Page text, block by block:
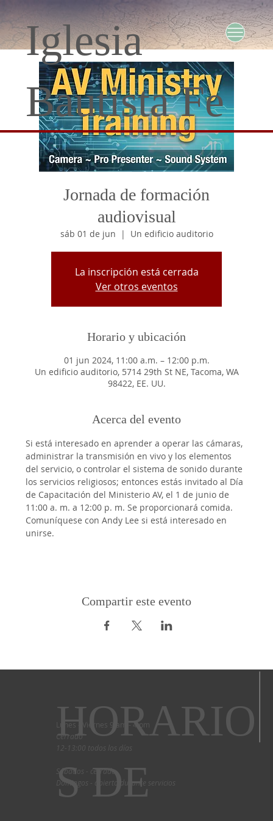
Iglesia
Bautista Fe
Jornada de formación
audiovisual
sáb 01 de jun
  |
Un edificio auditorio
La inscripción está cerrada
Ver otros eventos
Horario y ubicación
01 jun 2024, 11:00 a.m. – 12:00 p.m.
Un edificio auditorio, 5714 29th St NE, Tacoma, WA
98422, EE. UU.
Acerca del evento
Si está interesado en aprender a operar las cámaras,
administrar la transmisión en vivo y los elementos
del servicio, o controlar el sistema de sonido durante
los servicios religiosos; entonces estás invitado al Día
de Capacitación del Ministerio AV, el 1 de junio de
11:00 a. m. a 12:00 p. m. Se proporcionará comida.
Comuníquese con Andy Lee si está interesado en
unirse.
Compartir este evento
Lunes - Viernes 9 am - 4 pm
Cerrado
12-13:00 todos los días
Sábados - cerrado
Domingos - abierto durante servicios
HORARIO
S DE